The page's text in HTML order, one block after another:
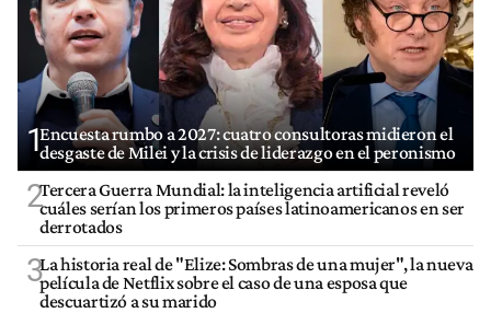
1Encuesta rumbo a 2027: cuatro consultoras midieron el
desgaste de Milei y la crisis de liderazgo en el peronismo
2Tercera Guerra Mundial: la inteligencia artificial reveló
cuáles serían los primeros países latinoamericanos en ser
derrotados
3La historia real de "Elize: Sombras de una mujer", la nueva
película de Netflix sobre el caso de una esposa que
descuartizó a su marido